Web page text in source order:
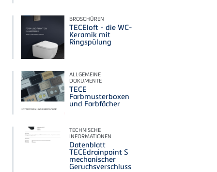
BROSCHÜREN
TECEloft - die WC-
Keramik mit
Ringspülung
ALLGEMEINE
DOKUMENTE
TECE
Farbmusterboxen
und Farbfächer
TECHNISCHE
INFORMATIONEN
Datenblatt
TECEdrainpoint S
mechanischer
Geruchsverschluss